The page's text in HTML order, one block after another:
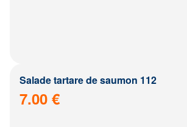
Salade tartare de saumon 112
7.00 €